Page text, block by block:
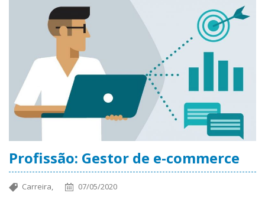
Profissão: Gestor de e-commerce
Carreira, 07/05/2020